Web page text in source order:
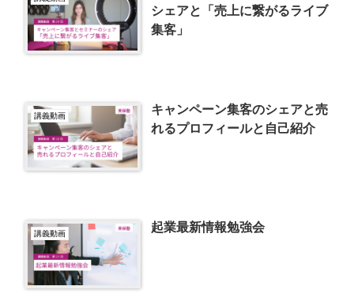
シェアと「売上に繋がるライブ
集客」
講義動画
キャンペーン集客のシェアと売
れるプロフィールと自己紹介
講義動画 起業最新情報勉強会